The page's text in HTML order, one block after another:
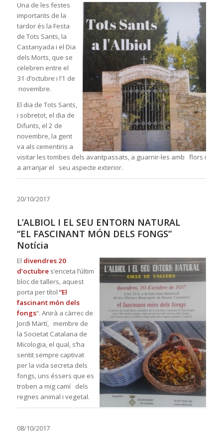
Una de les festes
importants de la
tardor és la Festa
de Tots Sants, la
Castanyada i el Dia
dels Morts, que se
celebren entre el
31 d’octubre i l’1 de
novembre.
El dia de Tots Sants,
i sobretot, el dia de
Difunts, el 2 de
novembre, la gent
va als cementiris a
visitar les tombes dels avantpassats, a guarnir-les amb flors i
a arranjar el seu aspecte exterior.
20/10/2017
L’ALBIOL I EL SEU ENTORN NATURAL
“EL FASCINANT MÓN DELS FONGS”
Notícia
El divendres 20
d’octubres’enceta l’últim
bloc de tallers, aquest
porta per títol “El
fascinant món dels
fongs“. Anirà a càrrec de
Jordi Martí, membre de
la Societat Catalana de
Micologia, el qual, s’ha
sentit sempre captivat
per la vida secreta dels
fongs, uns éssers que es
troben a mig camí dels
regnes animal i vegetal.
08/10/2017